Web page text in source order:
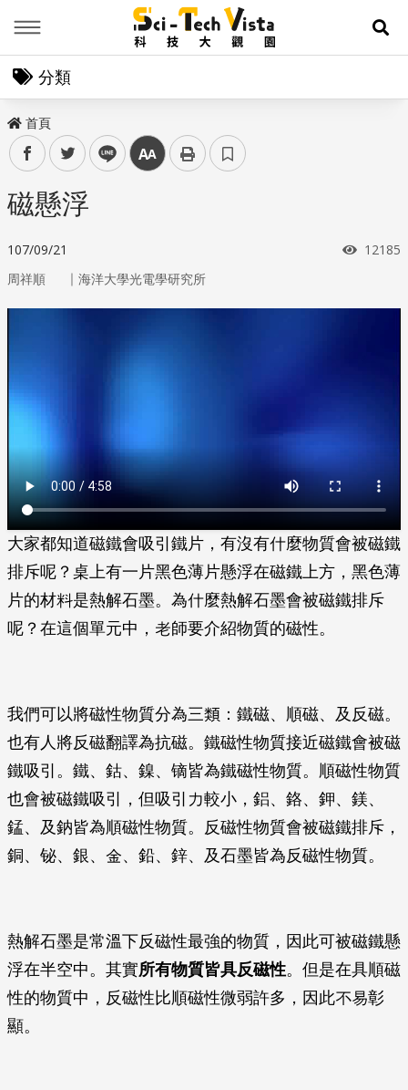
展
分類
首頁
facebooktwitter line 中
磁懸浮
107/09/21 瀏覽次
12185
周祥順 ｜ 海洋大學光電學研究所
大家都知道磁鐵會吸引鐵片，有沒有什麼物質會被磁鐵
排斥呢？桌上有一片黑色薄片懸浮在磁鐵上方，黑色薄
片的材料是熱解石墨。為什麼熱解石墨會被磁鐵排斥
呢？在這個單元中，老師要介紹物質的磁性。
我們可以將磁性物質分為三類：鐵磁、順磁、及反磁。
也有人將反磁翻譯為抗磁。鐵磁性物質接近磁鐵會被磁
鐵吸引。鐵、鈷、鎳、镝皆為鐵磁性物質。順磁性物質
也會被磁鐵吸引，但吸引力較小，鋁、鉻、鉀、鎂、
錳、及鈉皆為順磁性物質。反磁性物質會被磁鐵排斥，
銅、铋、銀、金、鉛、鋅、及石墨皆為反磁性物質。
熱解石墨是常溫下反磁性最強的物質，因此可被磁鐵懸
浮在半空中。其實所有物質皆具反磁性。但是在具順磁
性的物質中，反磁性比順磁性微弱許多，因此不易彰
顯。